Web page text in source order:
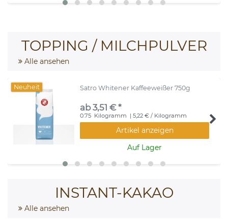
TOPPING / MILCHPULVER
Alle ansehen
Neuheit Satro Whitener Kaffeeweißer 750g
ab 3,51 € *
0.75 Kilogramm | 5,22 € / Kilogramm
Artikel anzeigen
Auf Lager
INSTANT-KAKAO
Alle ansehen